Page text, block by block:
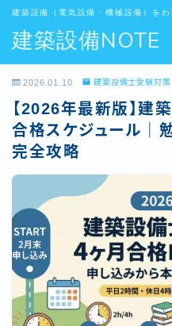
建築設備NOTE
建築設備（電気設備・機械設備）を
2026.01.10 建築設備士受験対策
【2026年最新版】建
合格スケジュール｜
完全攻略